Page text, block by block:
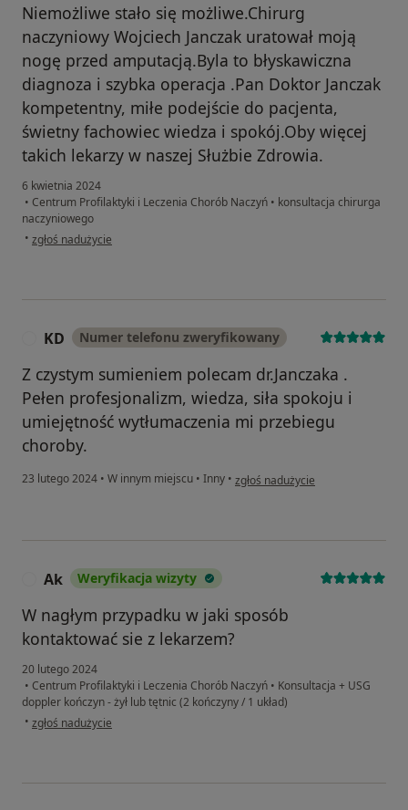
Niemożliwe stało się możliwe.Chirurg
naczyniowy Wojciech Janczak uratował moją
nogę przed amputacją.Byla to błyskawiczna
diagnoza i szybka operacja .Pan Doktor Janczak
kompetentny, miłe podejście do pacjenta,
świetny fachowiec wiedza i spokój.Oby więcej
takich lekarzy w naszej Służbie Zdrowia.
6 kwietnia 2024
• Centrum Profilaktyki i Leczenia Chorób Naczyń • konsultacja chirurga
naczyniowego
• w opinii użytkownika Marek
zgłoś nadużycie
KD Numer telefonu zweryfikowany
Z czystym sumieniem polecam dr.Janczaka .
Pełen profesjonalizm, wiedza, siła spokoju i
umiejętność wytłumaczenia mi przebiegu
choroby.
23 lutego 2024 • W innym miejscu • Inny • w opinii użytkownika KD
zgłoś nadużycie
Ak Weryfikacja wizyty
W nagłym przypadku w jaki sposób
kontaktować sie z lekarzem?
20 lutego 2024
• Centrum Profilaktyki i Leczenia Chorób Naczyń • Konsultacja + USG
doppler kończyn - żył lub tętnic (2 kończyny / 1 układ)
• w opinii użytkownika Ak
zgłoś nadużycie